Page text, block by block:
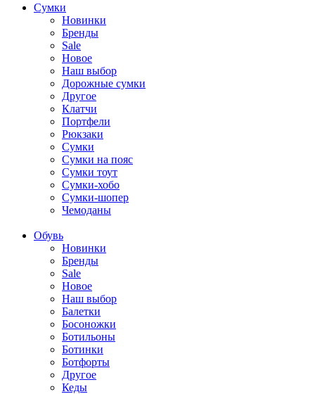
Cумки
Новинки
Бренды
Sale
Новое
Наш выбор
Дорожные сумки
Другое
Клатчи
Портфели
Рюкзаки
Сумки
Сумки на пояс
Сумки тоут
Сумки-хобо
Сумки-шопер
Чемоданы
Обувь
Новинки
Бренды
Sale
Новое
Наш выбор
Балетки
Босоножки
Ботильоны
Ботинки
Ботфорты
Другое
Кеды